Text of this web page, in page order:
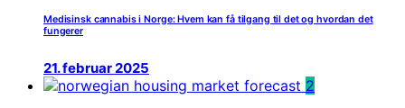
Medisinsk cannabis i Norge: Hvem kan få tilgang til det og hvordan det
fungerer
21. februar 2025
2